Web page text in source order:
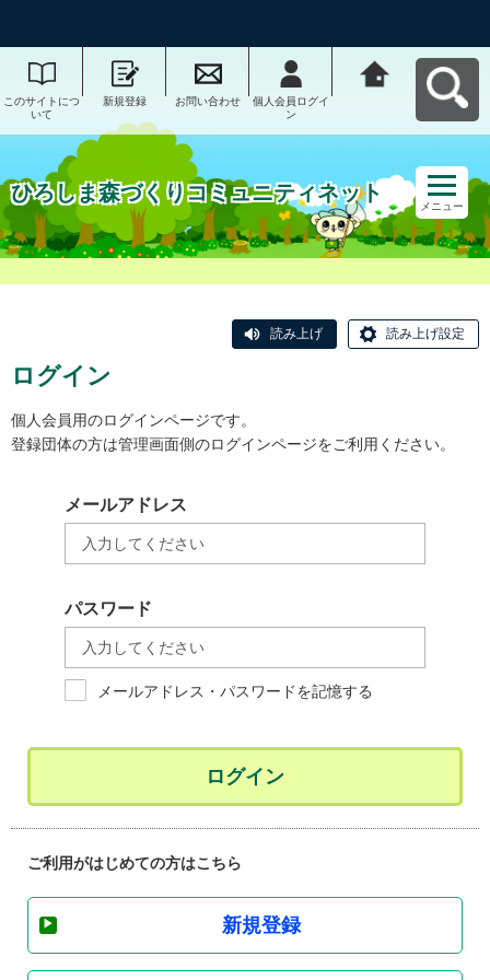
このサイトにつ
いて
新規登録 お問い合わせ
個人会員ログイ
ン
ひろしま森づくりコミュニティネット
メニュー
読み上げ 読み上げ設定
ログイン
個人会員用のログインページです。
登録団体の方は管理画面側のログインページをご利用ください。
メールアドレス
パスワード
メールアドレス・パスワードを記憶する
ログイン
ご利用がはじめての方はこちら
新規登録